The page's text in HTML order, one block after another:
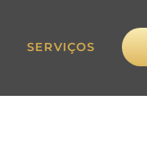
SERVIÇOS